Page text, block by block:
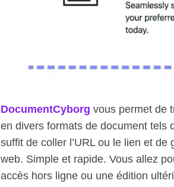
DocumentCyborg vous permet de
en divers formats de document tels
suffit de coller l’URL ou le lien et
web. Simple et rapide. Vous allez
accès hors ligne ou une édition